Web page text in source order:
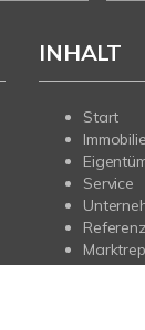
INHALT
Start
Service